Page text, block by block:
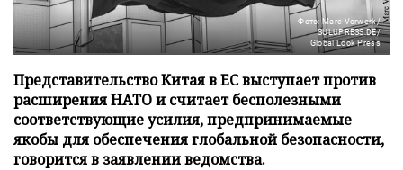
Фото: Marc Vorwerk/
SULUPRESS.DE/
Global Look Press
Представительство Китая в ЕС выступает против
расширения НАТО и считает бесполезными
соответствующие усилия, предпринимаемые
якобы для обеспечения глобальной безопасности,
говорится в заявлении ведомства.